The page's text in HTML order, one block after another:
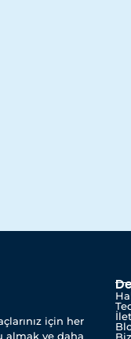
için her
almak ve daha